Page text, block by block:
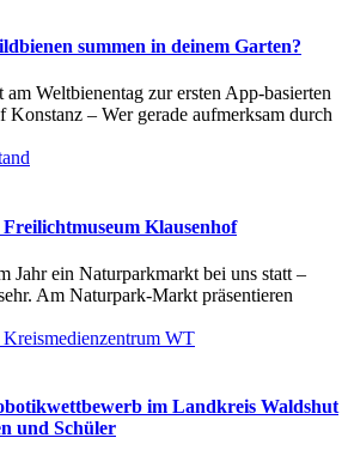
summen in deinem Garten?
Weltbienentag zur ersten App-basierten
– Wer gerade aufmerksam durch
Klausenhof
Jahr ein Naturparkmarkt bei uns statt –
Am Naturpark-Markt präsentieren
im Landkreis Waldshut
und Schüler